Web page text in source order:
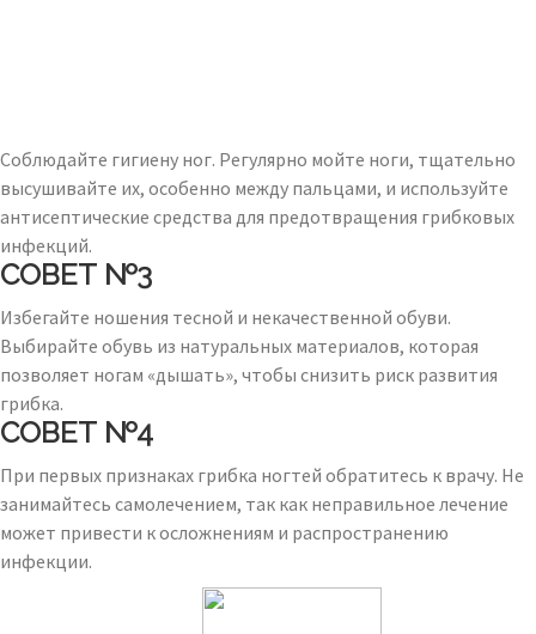
Соблюдайте гигиену ног. Регулярно мойте ноги, тщательно
высушивайте их, особенно между пальцами, и используйте
антисептические средства для предотвращения грибковых
инфекций.
СОВЕТ №3
Избегайте ношения тесной и некачественной обуви.
Выбирайте обувь из натуральных материалов, которая
позволяет ногам «дышать», чтобы снизить риск развития
грибка.
СОВЕТ №4
При первых признаках грибка ногтей обратитесь к врачу. Не
занимайтесь самолечением, так как неправильное лечение
может привести к осложнениям и распространению
инфекции.